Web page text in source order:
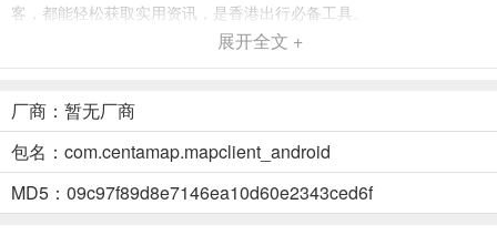
客，都能轻松获取实用资讯，是香港出行必备工具。
整合丰富楼宇信息，包括用途、楼龄、层数等详细数据，还可链接至
中原地产网站查询物业成交记录。
3.
囊括交通出行、餐饮娱乐、休闲运动、旅游景点等全方位生活资讯，
展开全文 +
厂商：暂无厂商
包名：com.centamap.mapclient_android
MD5：09c97f89d8e7146ea10d60e2343ced6f